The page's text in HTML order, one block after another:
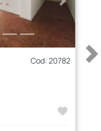
Próximo
Cod: 20782